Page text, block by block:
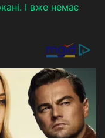
І вже немає